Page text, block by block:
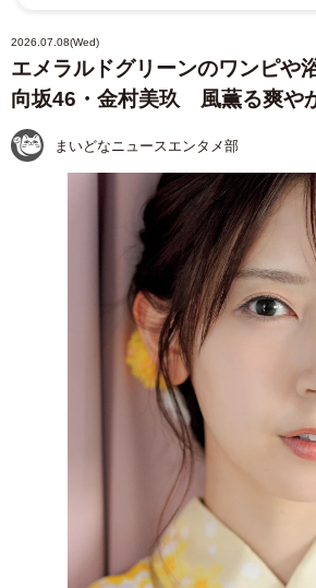
2026.07.08(Wed)
エメラルドグリーンのワンピや
向坂46・金村美玖 風薫る爽や
まいどなニュースエンタメ部